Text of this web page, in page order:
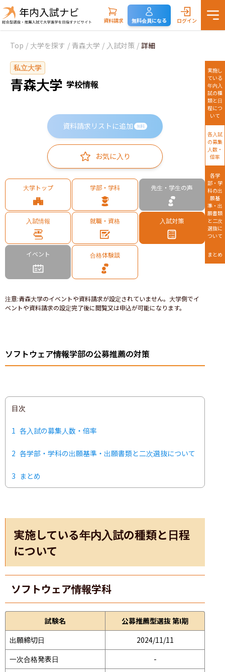
資料請求 無料会員になる ログイン
Top / 大学を探す / 青森大学 / 入試対策 / 詳細
私立大学
青森大学 学校情報
資料請求リストに追加 無料
お気に入り
大学トップ 学部・学科 先生・学生の声
入試情報 就職・資格 入試対策
イベント 合格体験談
注意:青森大学のイベントや資料請求が設定されていません。大学側でイ
ベントや資料請求の設定完了後に閲覧又は申込が可能になります。
ソフトウェア情報学部の公募推薦の対策
目次
1 各入試の募集人数・倍率
2 各学部・学科の出願基準・出願書類と二次選抜について
3 まとめ
実施している年内入試の種類と日程
について
ソフトウェア情報学科
試験名
公募推薦型選抜 第I期
出願締切日
2024/11/11
一次合格発表日
-
実施し
ている
年内入
試の種
類と日
程につ
いて
各入試
の募集
人数・
倍率
各学
部・学
科の出
願基
準・出
願書類
と二次
選抜に
ついて
まとめ